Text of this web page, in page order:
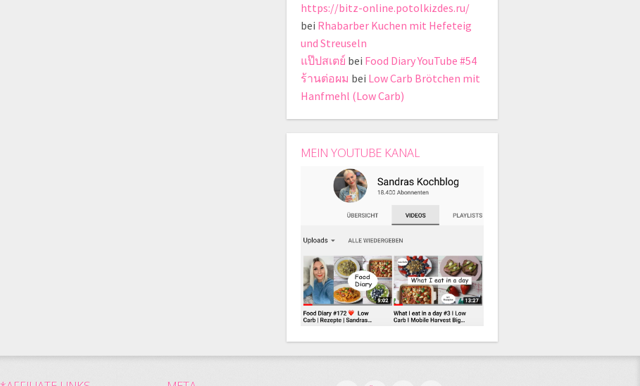
https://bitz-online.potolkizdes.ru/
bei Rhabarber Kuchen mit Hefeteig
und Streuseln
แป๊ปสเตย์ bei Food Diary YouTube #54
ร้านต่อผม bei Low Carb Brötchen mit
Hanfmehl (Low Carb)
MEIN YOUTUBE KANAL